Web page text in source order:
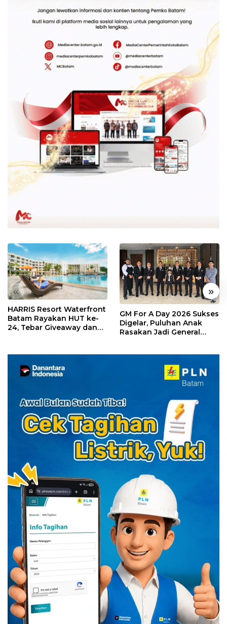
« »
HARRIS Resort Waterfront
Batam Rayakan HUT ke-
24, Tebar Giveaway dan
GM For A Day 2026 Sukses
Digelar, Puluhan Anak
Rasakan Jadi General